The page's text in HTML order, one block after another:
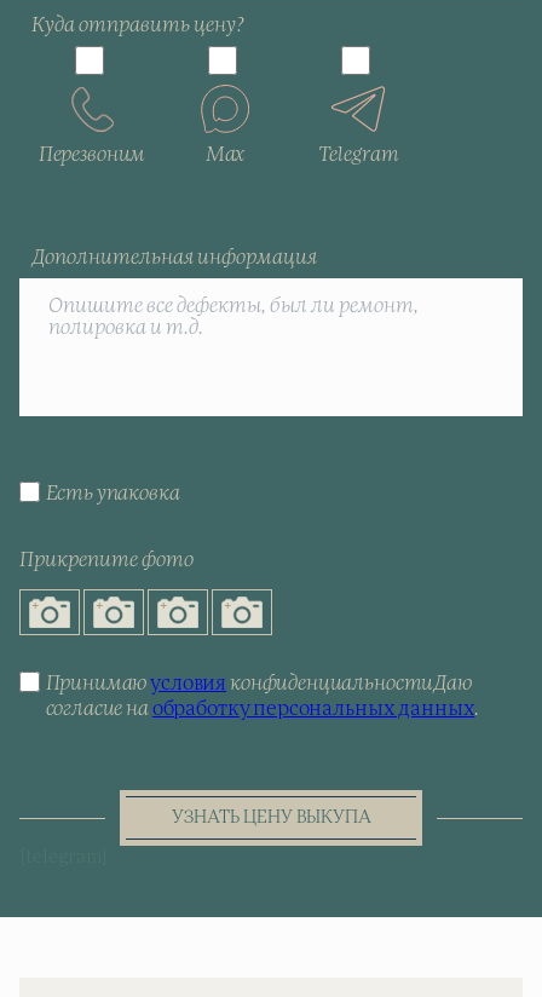
Куда отправить цену?
Перезвоним Max Telegram
Дополнительная информация
Есть упаковка
Прикрепите фото
Принимаюусловия конфиденциальностиДаю
согласие наобработку персональных данных.
УЗНАТЬ ЦЕНУ ВЫКУПА